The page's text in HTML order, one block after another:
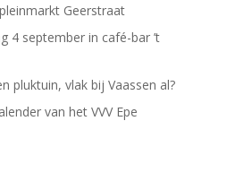
Geerstraat
4 september in café-bar ’t
pluktuin, vlak bij Vaassen al?
van het VVV Epe